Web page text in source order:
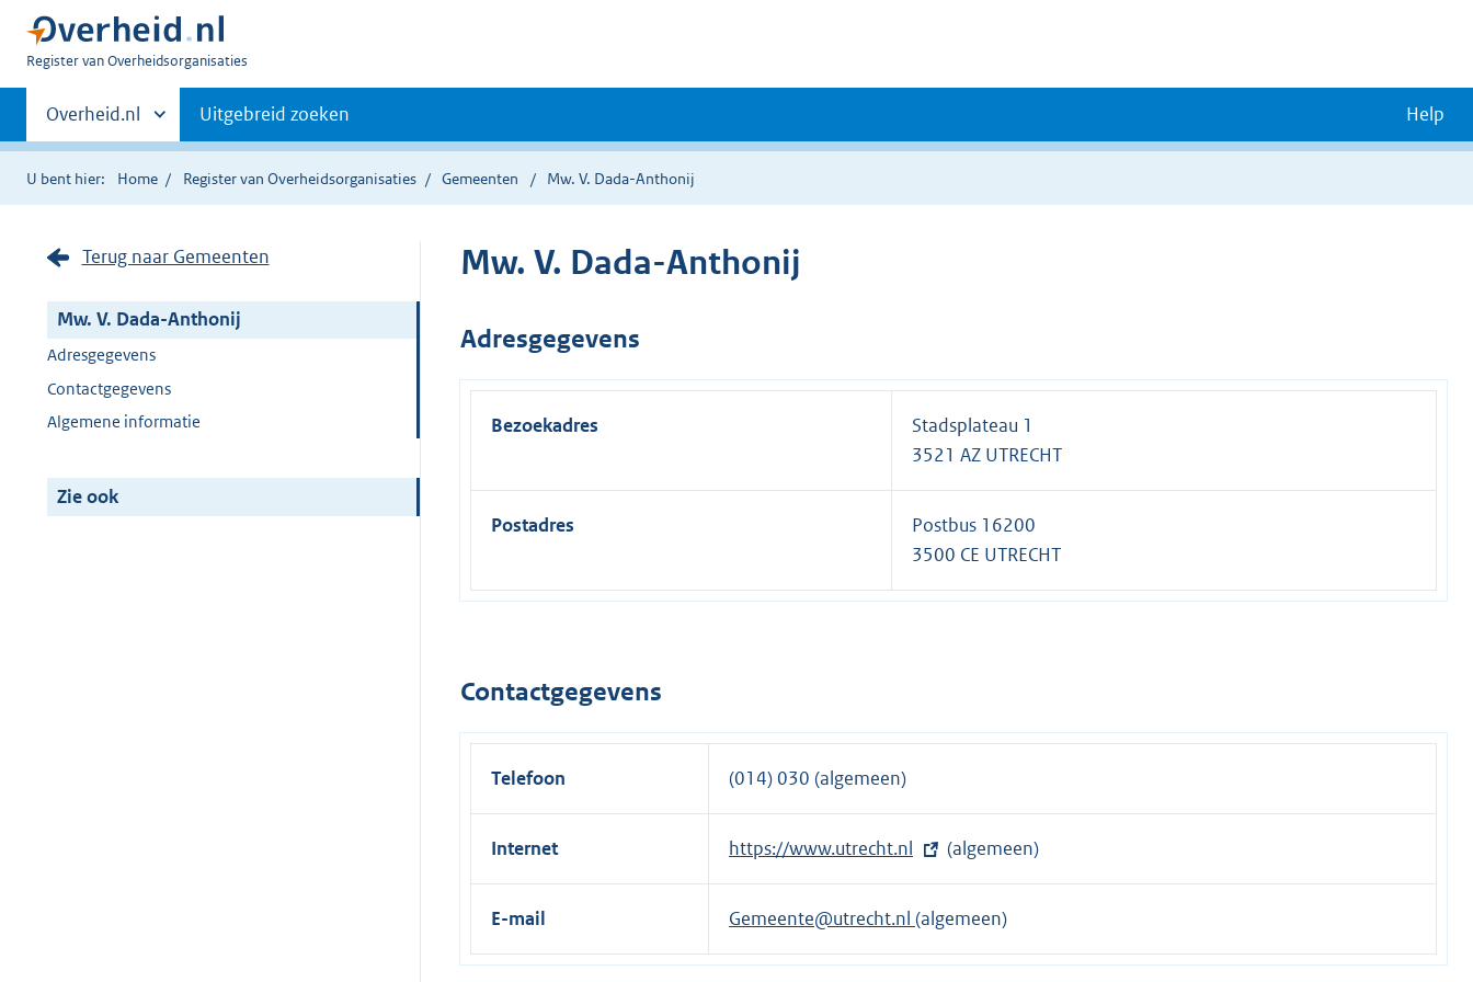
U
Register van Overheidsorganisaties
Primaire
navigatie
Andere
sites
binnen
Overheid.nl Uitgebreid zoeken Help
U bent hier: Home Register van Overheidsorganisaties Gemeenten Mw. V. Dada-Anthonij
Terug naar Gemeenten
Mw. V. Dada-Anthonij
Adresgegevens
Contactgegevens
Algemene informatie
Zie ook
Mw. V. Dada-Anthonij
Adresgegevens
Bezoekadres
Stadsplateau 1
3521 AZ UTRECHT
Postadres
Postbus 16200
3500 CE UTRECHT
Contactgegevens
Telefoon (014) 030 (algemeen)
Internet
E
x
t
r
https://www.utrecht.nl (algemeen)
E-mail Gemeente@utrecht.nl (algemeen)